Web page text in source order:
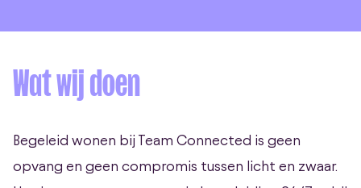
Wat wij doen
Begeleid wonen bij Team Connected is geen
opvang en geen compromis tussen licht en zwaar.